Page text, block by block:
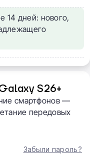
14 дней: нового,
S26+
смартфонов —
передовых
Смартфоны не
Забыли пароль?